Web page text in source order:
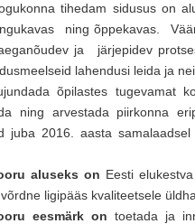
tihedam sidusus on
ning õppekavas.
ja järjepidev
lahendusi leida ja
õpilastes tugevamat
ning arvestada piirkonna
juba 2016. aasta
aluseks on Eesti
ligipääs kvaliteetsele
eesmärk on toetada ja